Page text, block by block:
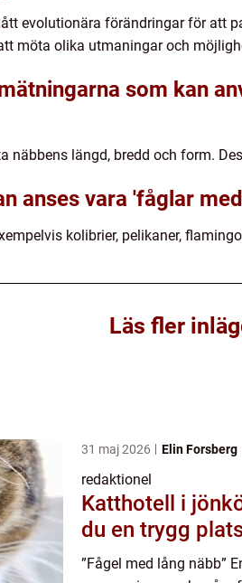
evolutionära förändringar för att
möta olika utmaningar och
som kan
längd, bredd och form.
anses vara 'fåglar
kolibrier, pelikaner,
Läs fler
31 maj 2026 Elin Forsberg
redaktionel
Katthotell i jönköping
du en trygg
”Fågel med lång näbb”